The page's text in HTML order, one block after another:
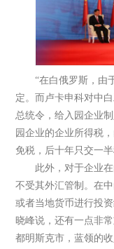
“在白俄罗斯，由
定。而卢卡申科对中
总统令，给入园企业
园企业的企业所得税
免税，后十年只交一
此外，对于企业
不受其外汇管制。在
或者当地货币进行投
晓峰说，还有一点非
都明斯克市，蓝领的